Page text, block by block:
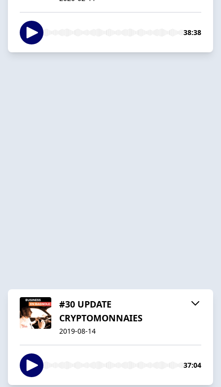
38:38
#30 UPDATE
CRYPTOMONNAIES
2019-08-14
37:04